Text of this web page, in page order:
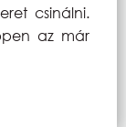
csinálni.
az már